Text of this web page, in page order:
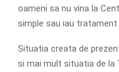
oameni sa nu vina la
simple sau iau
Situatia creata de
si mai mult situatia de la